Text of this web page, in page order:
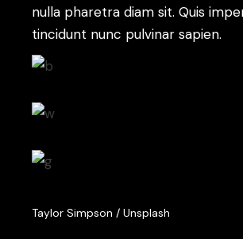
nulla pharetra diam sit. Quis
tincidunt nunc pulvinar sapien.
Taylor Simpson / Unsplash